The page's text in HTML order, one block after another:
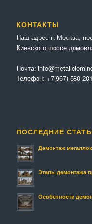
КОНТАКТЫ
Наш адрес г. Москва,
Киевского шоссе
Почта:
Телефон: +7(967) 580-
ПОСЛЕДНИЕ
Демонтаж
Этапы демонтажа
Особенности